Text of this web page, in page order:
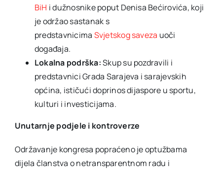
BiH i dužnosnike poput Denisa Bećirovića, koji
je održao sastanak s
predstavnicima Svjetskog saveza uoči
događaja.
Lokalna podrška:Skup su pozdravili i
predstavnici Grada Sarajeva i sarajevskih
općina, ističući doprinos dijaspore u sportu,
kulturi i investicijama.
Unutarnje podjele i kontroverze
Održavanje kongresa popraćeno je optužbama
dijela članstva o netransparentnom radu i